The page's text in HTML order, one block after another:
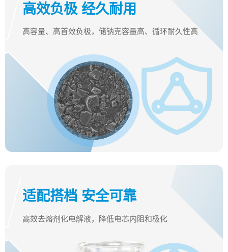
高效负极 经久耐用
高容量、高首效负极，储钠克容量高、循环耐久性高
适配搭档 安全可靠
高效去熔剂化电解液，降低电芯内阻和极化